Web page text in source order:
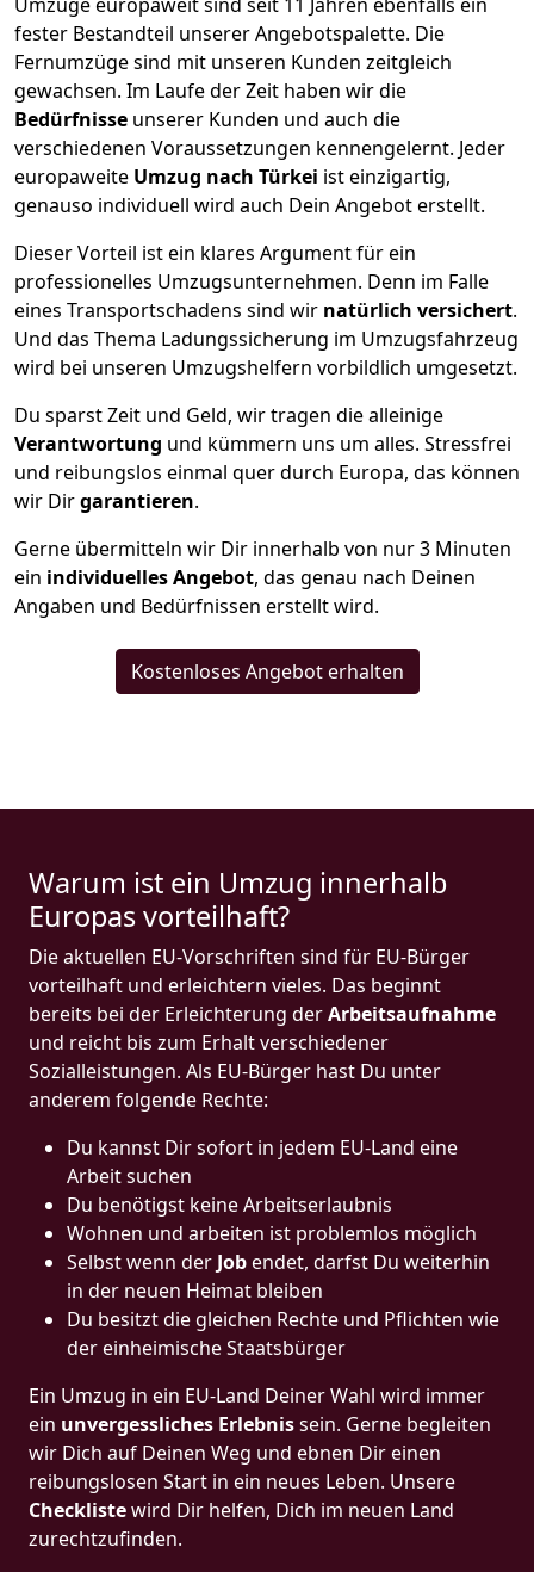
fester Bestandteil unserer Angebotspalette. Die
Fernumzüge sind mit unseren Kunden zeitgleich
gewachsen. Im Laufe der Zeit haben wir die
Bedürfnisse unserer Kunden und auch die
verschiedenen Voraussetzungen kennengelernt. Jeder
europaweite Umzug nach Türkei ist einzigartig,
genauso individuell wird auch Dein Angebot erstellt.
Dieser Vorteil ist ein klares Argument für ein
professionelles Umzugsunternehmen. Denn im Falle
eines Transportschadens sind wir natürlich versichert.
Und das Thema Ladungssicherung im Umzugsfahrzeug
wird bei unseren Umzugshelfern vorbildlich umgesetzt.
Du sparst Zeit und Geld, wir tragen die alleinige
Verantwortung und kümmern uns um alles. Stressfrei
und reibungslos einmal quer durch Europa, das können
wir Dirgarantieren.
Gerne übermitteln wir Dir innerhalb von nur3 Minuten
ein individuelles Angebot, das genau nach Deinen
Angaben und Bedürfnissen erstellt wird.
Kostenloses Angebot erhalten
Warum ist ein Umzug innerhalb
Europas vorteilhaft?
Die aktuellen EU-Vorschriften sind für EU-Bürger
vorteilhaft und erleichtern vieles. Das beginnt
bereits bei der Erleichterung derArbeitsaufnahme
und reicht bis zum Erhalt verschiedener
Sozialleistungen. Als EU-Bürger hast Du unter
anderem folgende Rechte:
Du kannst Dir sofort in jedem EU-Land eine
Arbeit suchen
Du benötigst keine Arbeitserlaubnis
Wohnen und arbeiten ist problemlos möglich
Selbst wenn der Jobendet, darfst Du weiterhin
in der neuen Heimat bleiben
Du besitzt die gleichen Rechte und Pflichten wie
der einheimische Staatsbürger
Ein Umzug in ein EU-Land Deiner Wahl wird immer
ein unvergessliches Erlebnissein. Gerne begleiten
wir Dich auf Deinen Weg und ebnen Dir einen
reibungslosen Start in ein neues Leben. Unsere
Checklistewird Dir helfen, Dich im neuen Land
zurechtzufinden.